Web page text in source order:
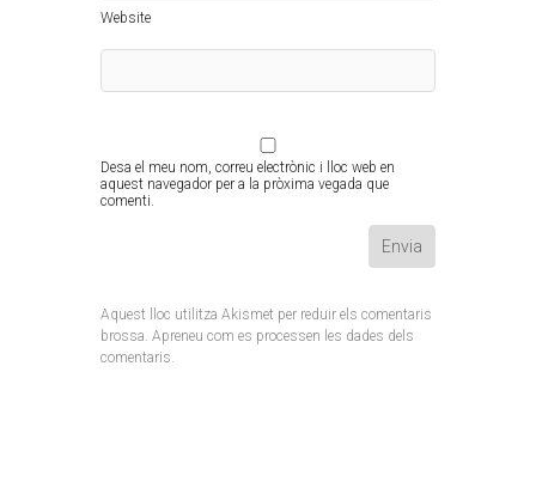
Website
Desa el meu nom, correu electrònic i lloc web en
aquest navegador per a la pròxima vegada que
comenti.
Aquest lloc utilitza Akismet per reduir els comentaris
brossa. Apreneu com es processen les dades dels
comentaris.